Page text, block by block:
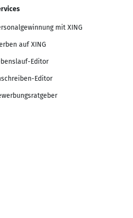
mit XING
auf XING
Editor
Editor